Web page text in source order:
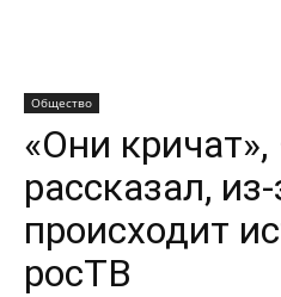
Общество
«Они
рассказал,
происходит
росТВ